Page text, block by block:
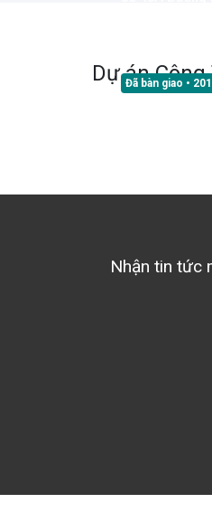
Dự ánĐã bàn giao •
Nhận tin tức